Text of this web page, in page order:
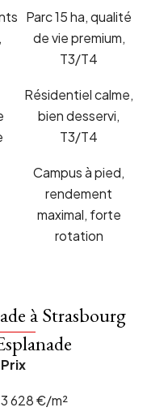
Parc 15 ha, qualité
de vie premium,
T3/T4
Résidentiel calme,
bien desservi,
T3/T4
Campus à pied,
rendement
maximal, forte
rotation
à Strasbourg
Prix
3 628 €/m²